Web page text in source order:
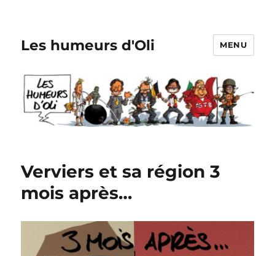
Les humeurs d'Oli MENU
Verviers et sa région 3
mois après…